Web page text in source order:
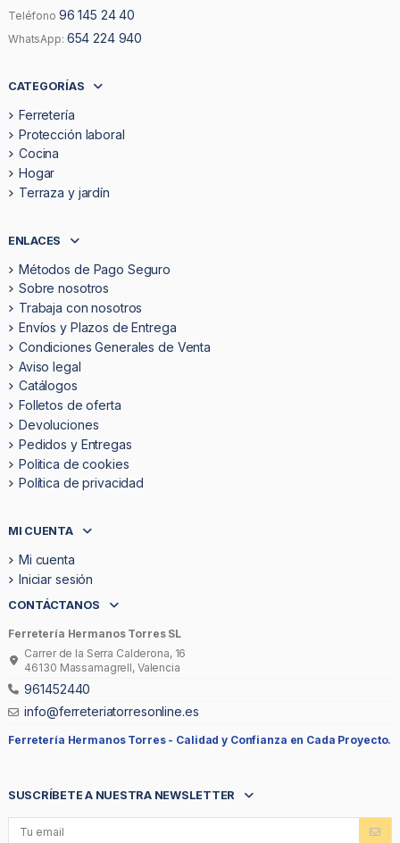
Teléfono 96 145 24 40
WhatsApp: 654 224 940
CATEGORÍAS
Ferretería
Protección laboral
Cocina
Hogar
Terraza y jardín
ENLACES
Métodos de Pago Seguro
Sobre nosotros
Trabaja con nosotros
Envíos y Plazos de Entrega
Condiciones Generales de Venta
Aviso legal
Catálogos
Folletos de oferta
Devoluciones
Pedidos y Entregas
Politica de cookies
Política de privacidad
MI CUENTA
Mi cuenta
Iniciar sesión
CONTÁCTANOS
Ferretería Hermanos Torres SL
Carrer de la Serra Calderona, 16
46130 Massamagrell, Valencia
961452440
info@ferreteriatorresonline.es
Ferretería Hermanos Torres - Calidad y Confianza en Cada Proyecto.
SUSCRÍBETE A NUESTRA NEWSLETTER